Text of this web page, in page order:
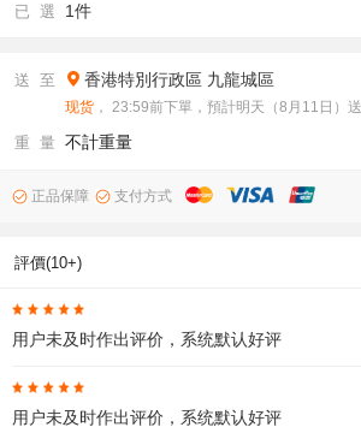
已 選 1件
送 至 香港特別行政區 九龍城區
现货 ， 23:59前下單，預計明天（8月11日）
重 量 不計重量
正品保障 支付方式
評價(10+)
用户未及时作出评价，系统默认好评
用户未及时作出评价，系统默认好评